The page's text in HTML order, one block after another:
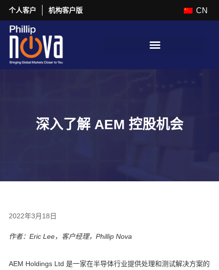
个人客户 机构客户版 CN
深入了解 AEM 控股机会
2022年3月18日
作者：Eric Lee，客户经理，Phillip Nova
AEM Holdings Ltd 是一家在半导体行业提供处理和测试解决方案的